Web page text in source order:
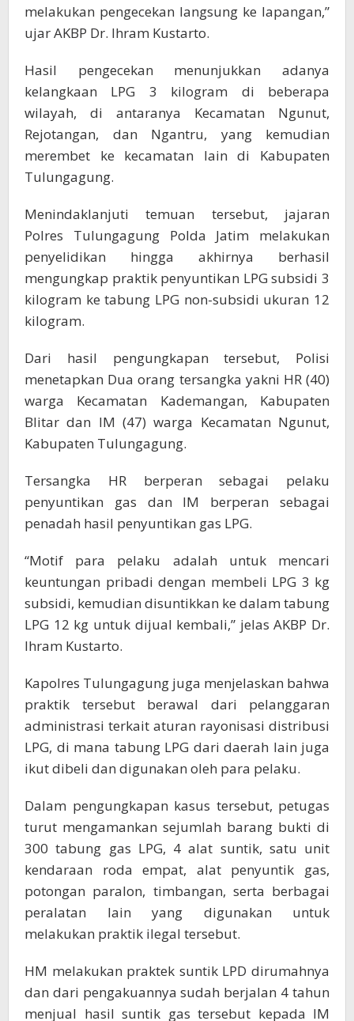
melakukan pengecekan langsung ke lapangan,”
ujar AKBP Dr. Ihram Kustarto.
Hasil pengecekan menunjukkan adanya
kelangkaan LPG 3 kilogram di beberapa
wilayah, di antaranya Kecamatan Ngunut,
Rejotangan, dan Ngantru, yang kemudian
merembet ke kecamatan lain di Kabupaten
Tulungagung.
Menindaklanjuti temuan tersebut, jajaran
Polres Tulungagung Polda Jatim melakukan
penyelidikan hingga akhirnya berhasil
mengungkap praktik penyuntikan LPG subsidi 3
kilogram ke tabung LPG non-subsidi ukuran 12
kilogram.
Dari hasil pengungkapan tersebut, Polisi
menetapkan Dua orang tersangka yakni HR (40)
warga Kecamatan Kademangan, Kabupaten
Blitar dan IM (47) warga Kecamatan Ngunut,
Kabupaten Tulungagung.
Tersangka HR berperan sebagai pelaku
penyuntikan gas dan IM berperan sebagai
penadah hasil penyuntikan gas LPG.
“Motif para pelaku adalah untuk mencari
keuntungan pribadi dengan membeli LPG 3 kg
subsidi, kemudian disuntikkan ke dalam tabung
LPG 12 kg untuk dijual kembali,” jelas AKBP Dr.
Ihram Kustarto.
Kapolres Tulungagung juga menjelaskan bahwa
praktik tersebut berawal dari pelanggaran
administrasi terkait aturan rayonisasi distribusi
LPG, di mana tabung LPG dari daerah lain juga
ikut dibeli dan digunakan oleh para pelaku.
Dalam pengungkapan kasus tersebut, petugas
turut mengamankan sejumlah barang bukti di
300 tabung gas LPG, 4 alat suntik, satu unit
kendaraan roda empat, alat penyuntik gas,
potongan paralon, timbangan, serta berbagai
peralatan lain yang digunakan untuk
melakukan praktik ilegal tersebut.
HM melakukan praktek suntik LPD dirumahnya
dan dari pengakuannya sudah berjalan 4 tahun
menjual hasil suntik gas tersebut kepada IM